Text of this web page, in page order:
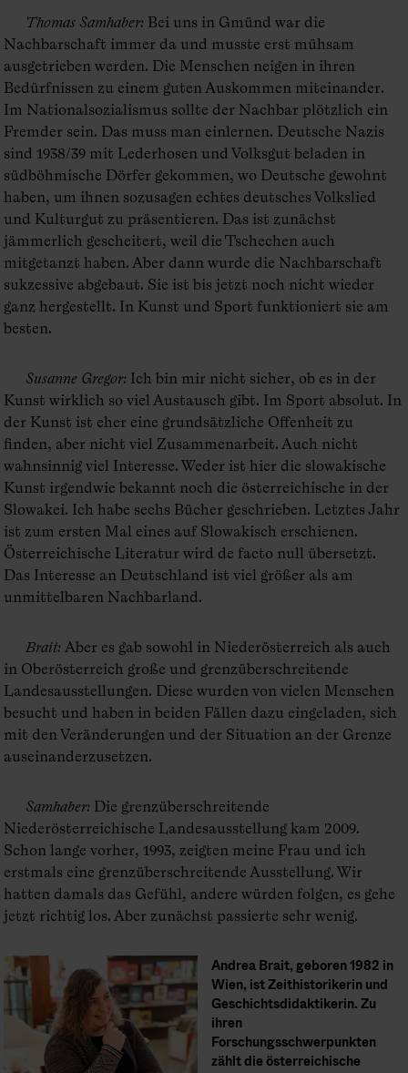
Thomas Samhaber: Bei uns in Gmünd war die
Nachbarschaft immer da und musste erst mühsam
ausgetrieben werden. Die Menschen neigen in ihren
Bedürfnissen zu einem guten Auskommen miteinander.
Im Nationalsozialismus sollte der Nachbar plötzlich ein
Fremder sein. Das muss man einlernen. Deutsche Nazis
sind 1938/39 mit Lederhosen und Volksgut beladen in
südböhmische Dörfer gekommen, wo Deutsche gewohnt
haben, um ihnen sozusagen echtes deutsches Volkslied
und Kulturgut zu präsentieren. Das ist zunächst
jämmerlich gescheitert, weil die Tschechen auch
mitgetanzt haben. Aber dann wurde die Nachbarschaft
sukzessive abgebaut. Sie ist bis jetzt noch nicht wieder
ganz hergestellt. In Kunst und Sport funktioniert sie am
besten.
Susanne Gregor: Ich bin mir nicht sicher, ob es in der
Kunst wirklich so viel Austausch gibt. Im Sport absolut. In
der Kunst ist eher eine grundsätzliche Offenheit zu
finden, aber nicht viel Zusammenarbeit. Auch nicht
wahnsinnig viel Interesse. Weder ist hier die slowakische
Kunst irgendwie bekannt noch die österreichische in der
Slowakei. Ich habe sechs Bücher geschrieben. Letztes Jahr
ist zum ersten Mal eines auf Slowakisch erschienen.
Österreichische Literatur wird de facto null übersetzt.
Das Interesse an Deutschland ist viel größer als am
unmittelbaren Nachbarland.
Brait: Aber es gab sowohl in Niederösterreich als auch
in Oberösterreich große und grenzüberschreitende
Landesausstellungen. Diese wurden von vielen Menschen
besucht und haben in beiden Fällen dazu eingeladen, sich
mit den Veränderungen und der Situation an der Grenze
auseinanderzusetzen.
Samhaber: Die grenzüberschreitende
Niederösterreichische Landesausstellung kam 2009.
Schon lange vorher, 1993, zeigten meine Frau und ich
erstmals eine grenzüberschreitende Ausstellung. Wir
hatten damals das Gefühl, andere würden folgen, es gehe
jetzt richtig los. Aber zunächst passierte sehr wenig.
Andrea Brait, geboren 1982 in
Wien, ist Zeithistorikerin und
Geschichtsdidaktikerin. Zu
ihren
Forschungsschwerpunkten
zählt die österreichische